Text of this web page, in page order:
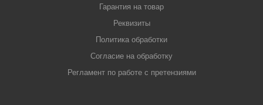
Гарантия на товар
Реквизиты
Политика обработки
Согласие на обработку
Регламент по работе с претензиями